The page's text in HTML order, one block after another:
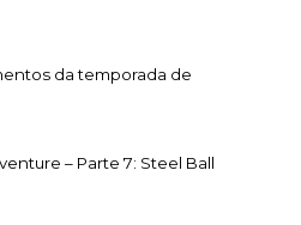
da temporada de
– Parte 7: Steel Ball